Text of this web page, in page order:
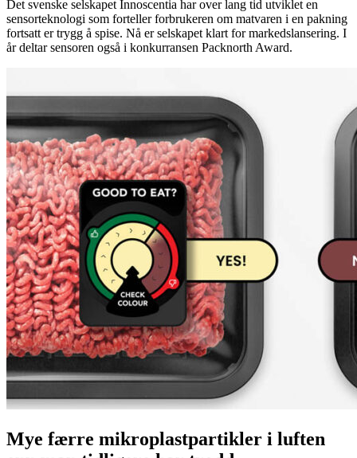
Det svenske selskapet Innoscentia har over lang tid utviklet en
sensorteknologi som forteller forbrukeren om matvaren i en pakning
fortsatt er trygg å spise. Nå er selskapet klart for markedslansering. I
år deltar sensoren også i konkurransen Packnorth Award.
Mye færre mikroplastpartikler i luften